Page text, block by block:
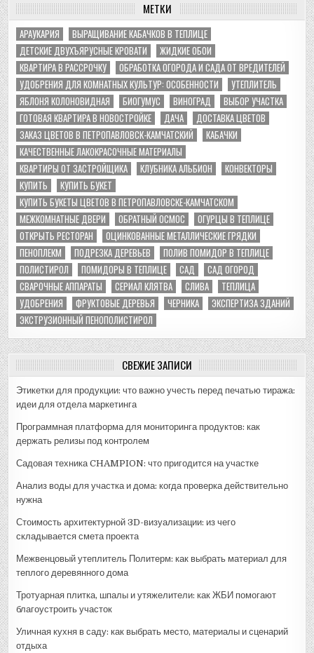
МЕТКИ
АРАУКАРИЯ
ВЫРАЩИВАНИЕ КАБАЧКОВ В ТЕПЛИЦЕ
ДЕТСКИЕ ДВУХЪЯРУСНЫЕ КРОВАТИ
ЖИДКИЕ ОБОИ
КВАРТИРА В РАССРОЧКУ
ОБРАБОТКА ОГОРОДА И САДА ОТ ВРЕДИТЕЛЕЙ
УДОБРЕНИЯ ДЛЯ КОМНАТНЫХ КУЛЬТУР: ОСОБЕННОСТИ
УТЕПЛИТЕЛЬ
ЯБЛОНЯ КОЛОНОВИДНАЯ
БИОГУМУС ВИНОГРАД
ВЫБОР УЧАСТКА
ГОТОВАЯ КВАРТИРА В НОВОСТРОЙКЕ
ДАЧА
ДОСТАВКА ЦВЕТОВ
ЗАКАЗ ЦВЕТОВ В ПЕТРОПАВЛОВСК-КАМЧАТСКИЙ
КАБАЧКИ
КАЧЕСТВЕННЫЕ ЛАКОКРАСОЧНЫЕ МАТЕРИАЛЫ
КВАРТИРЫ ОТ ЗАСТРОЙЩИКА
КЛУБНИКА АЛЬБИОН
КОНВЕКТОРЫ
КУПИТЬ
КУПИТЬ БУКЕТ
КУПИТЬ БУКЕТЫ ЦВЕТОВ В ПЕТРОПАВЛОВСКЕ-КАМЧАТСКОМ
МЕЖКОМНАТНЫЕ ДВЕРИ
ОБРАТНЫЙ ОСМОС
ОГУРЦЫ В ТЕПЛИЦЕ
ОТКРЫТЬ РЕСТОРАН
ОЦИНКОВАННЫЕ МЕТАЛЛИЧЕСКИЕ ГРЯДКИ
ПЕНОПЛЕКМ
ПОДРЕЗКА ДЕРЕВЬЕВ
ПОЛИВ ПОМИДОР В ТЕПЛИЦЕ
ПОЛИСТИРОЛ
ПОМИДОРЫ В ТЕПЛИЦЕ САД
САД ОГОРОД
СВАРОЧНЫЕ АППАРАТЫ
СЕРИАЛ КЛЯТВА СЛИВА
ТЕПЛИЦА
УДОБРЕНИЯ
ФРУКТОВЫЕ ДЕРЕВЬЯ ЧЕРНИКА
ЭКСПЕРТИЗА ЗДАНИЙ
ЭКСТРУЗИОННЫЙ ПЕНОПОЛИСТИРОЛ
СВЕЖИЕ ЗАПИСИ
Этикетки для продукции: что важно учесть перед печатью тиража:
идеи для отдела маркетинга
Программная платформа для мониторинга продуктов: как
держать релизы под контролем
Садовая техника CHAMPION: что пригодится на участке
Анализ воды для участка и дома: когда проверка действительно
нужна
Стоимость архитектурной 3D-визуализации: из чего
складывается смета проекта
Межвенцовый утеплитель Политерм: как выбрать материал для
теплого деревянного дома
Тротуарная плитка, шпалы и утяжелители: как ЖБИ помогают
благоустроить участок
Уличная кухня в саду: как выбрать место, материалы и сценарий
отдыха